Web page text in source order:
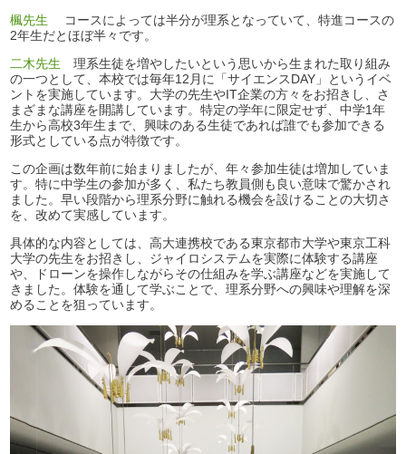
楓先生 コースによっては半分が理系となっていて、特進コースの
2年生だとほぼ半々です。
二木先生 理系生徒を増やしたいという思いから生まれた取り組み
の一つとして、本校では毎年12月に「サイエンスDAY」というイベ
ントを実施しています。大学の先生やIT企業の方々をお招きし、さ
まざまな講座を開講しています。特定の学年に限定せず、中学1年
生から高校3年生まで、興味のある生徒であれば誰でも参加できる
形式としている点が特徴です。
この企画は数年前に始まりましたが、年々参加生徒は増加していま
す。特に中学生の参加が多く、私たち教員側も良い意味で驚かされ
ました。早い段階から理系分野に触れる機会を設けることの大切さ
を、改めて実感しています。
具体的な内容としては、高大連携校である東京都市大学や東京工科
大学の先生をお招きし、ジャイロシステムを実際に体験する講座
や、ドローンを操作しながらその仕組みを学ぶ講座などを実施して
きました。体験を通して学ぶことで、理系分野への興味や理解を深
めることを狙っています。